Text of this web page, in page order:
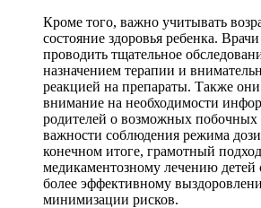
Кроме того, важно учитывать
состояние здоровья ребенка.
проводить тщательное
назначением терапии и
реакцией на препараты. Также
внимание на необходимости
родителей о возможных побочных
важности соблюдения режима
конечном итоге, грамотный
медикаментозному лечению детей
более эффективному
минимизации рисков.